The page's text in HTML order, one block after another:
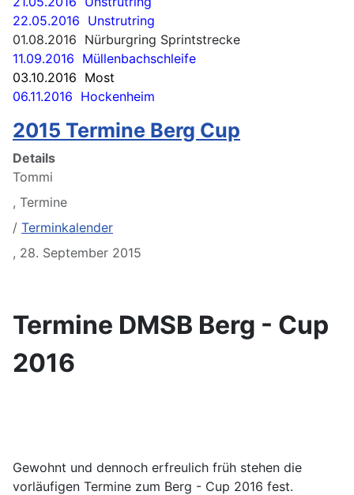
22.05.2016 Unstrutring
01.08.2016 Nürburgring Sprintstrecke
11.09.2016 Müllenbachschleife
03.10.2016 Most
06.11.2016 Hockenheim
2015 Termine Berg Cup
Details
Tommi
, Termine
/ Terminkalender
, 28. September 2015
Termine DMSB Berg - Cup
2016
Gewohnt und dennoch erfreulich früh stehen die
vorläufigen Termine zum Berg - Cup 2016 fest.